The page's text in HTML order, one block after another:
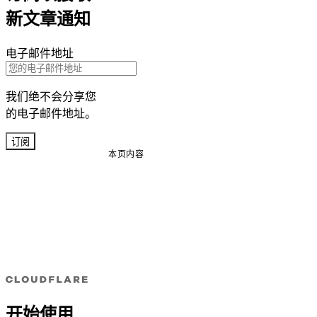
本页内容
新文章通知
电子邮件地址
我们绝不会分享您
的电子邮件地址。
订阅